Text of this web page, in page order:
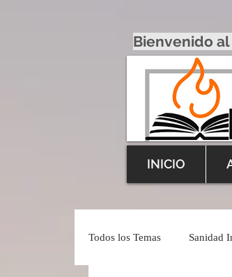
Bienvenido
INICIO
Todos los Temas Sanidad